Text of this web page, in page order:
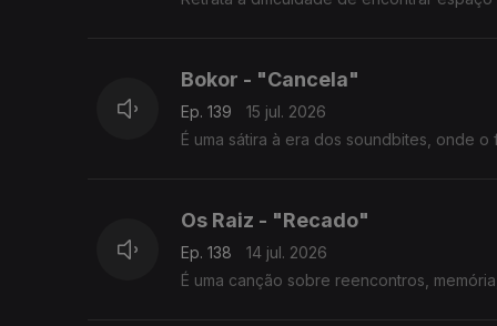
Bokor - "Cancela"
Ep. 139
15 jul. 2026
É uma sátira à era dos soundbites, onde
Os Raiz - "Recado"
Ep. 138
14 jul. 2026
É uma canção sobre reencontros,